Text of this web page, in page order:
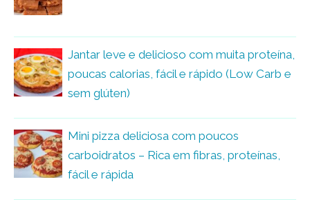
Jantar leve e delicioso com muita proteína,
poucas calorias, fácil e rápido (Low Carb e
sem glúten)
Mini pizza deliciosa com poucos
carboidratos – Rica em fibras, proteínas,
fácil e rápida